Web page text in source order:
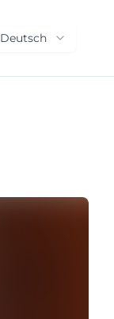
Deutsch